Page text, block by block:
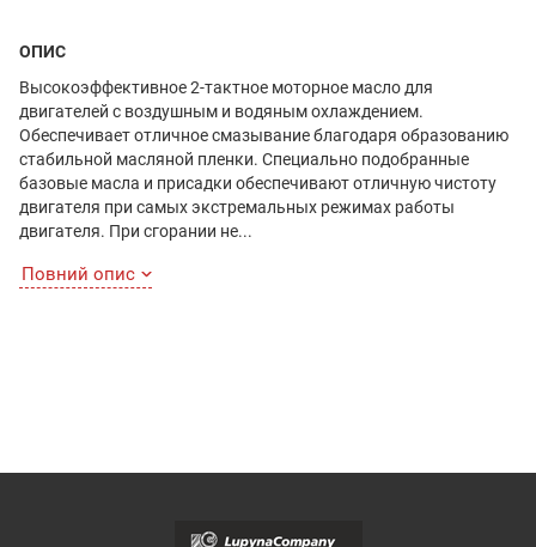
ОПИС
Высокоэффективное 2-тактное моторное масло для
двигателей с воздушным и водяным охлаждением.
Обеспечивает отличное смазывание благодаря образованию
стабильной масляной пленки. Специально подобранные
базовые масла и присадки обеспечивают отличную чистоту
двигателя при самых экстремальных режимах работы
двигателя. При сгорании не...
Повний опис